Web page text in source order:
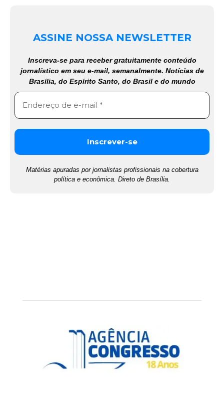
ASSINE NOSSA NEWSLETTER
Inscreva-se para receber gratuitamente conteúdo
jornalístico em seu e-mail, semanalmente. Notícias de
Brasília, do Espírito Santo, do Brasil e do mundo
Matérias apuradas por jornalistas profissionais na cobertura
política e econômica. Direto de Brasília.